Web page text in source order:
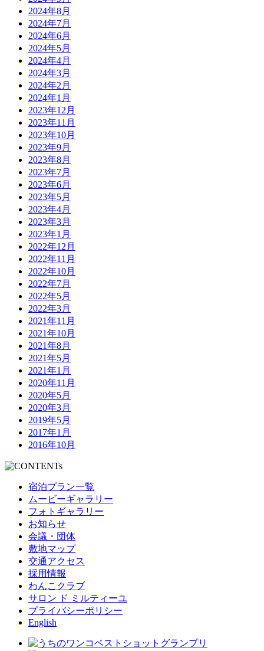
2024年8月
2024年7月
2024年6月
2024年5月
2024年4月
2024年3月
2024年2月
2024年1月
2023年12月
2023年11月
2023年10月
2023年9月
2023年8月
2023年7月
2023年6月
2023年5月
2023年4月
2023年3月
2023年1月
2022年12月
2022年11月
2022年10月
2022年7月
2022年5月
2022年3月
2021年11月
2021年10月
2021年8月
2021年5月
2021年1月
2020年11月
2020年5月
2020年3月
2019年5月
2017年1月
2016年10月
宿泊プラン一覧
ムービーギャラリー
フォトギャラリー
お知らせ
会議・団体
敷地マップ
交通アクセス
採用情報
わんこクラブ
サロン ド ミルティーユ
プライバシーポリシー
English